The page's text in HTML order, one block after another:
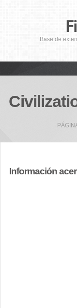
Base de
Información